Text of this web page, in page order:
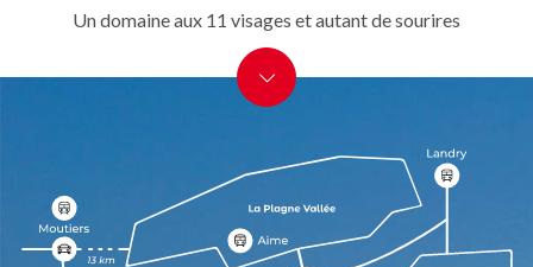
Un domaine aux 11 visages et autant de sourires